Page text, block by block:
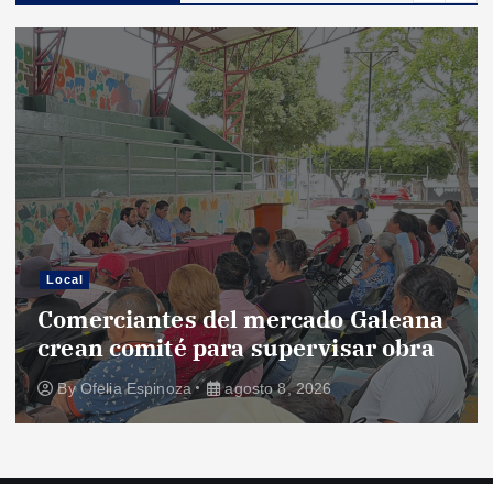
Local
Comerciantes del mercado Galeana
crean comité para supervisar obra
ByOfelia Espinoza agosto 8, 2026